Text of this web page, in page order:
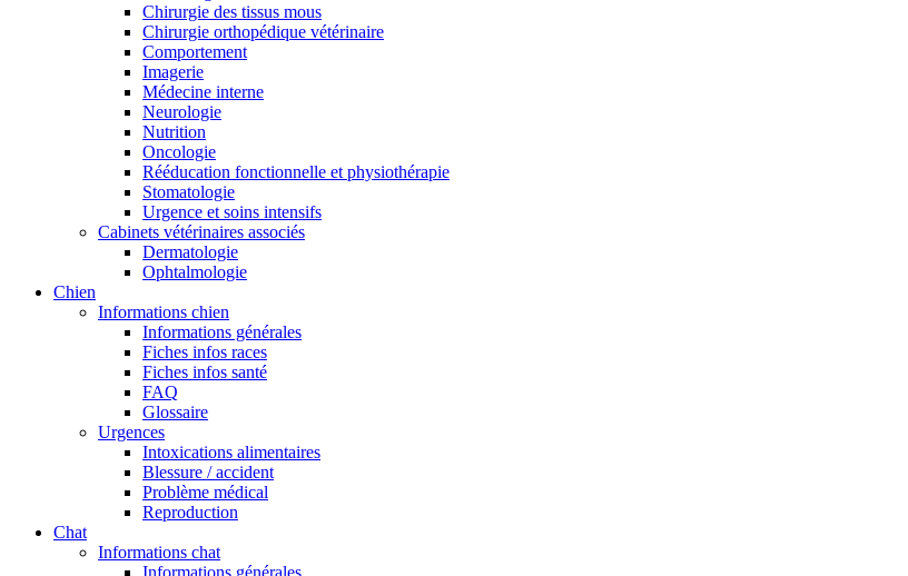
Chirurgie des tissus mous
Chirurgie orthopédique vétérinaire
Comportement
Imagerie
Médecine interne
Neurologie
Nutrition
Oncologie
Rééducation fonctionnelle et physiothérapie
Stomatologie
Urgence et soins intensifs
Cabinets vétérinaires associés
Dermatologie
Ophtalmologie
Chien
Informations chien
Informations générales
Fiches infos races
Fiches infos santé
FAQ
Glossaire
Urgences
Intoxications alimentaires
Blessure / accident
Problème médical
Reproduction
Chat
Informations chat
Informations générales